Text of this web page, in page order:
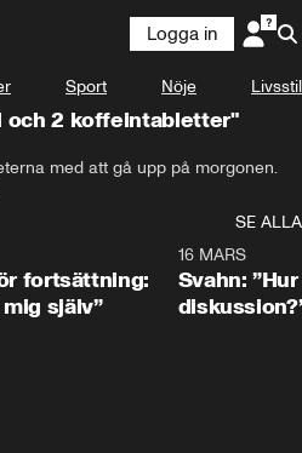
Logga in
Sport Nöje Livsstil
och 2 koffeintabletter"
med att gå upp på morgonen.
SE ALLA
fortsättning:
själv”
16 MARS
Svahn: